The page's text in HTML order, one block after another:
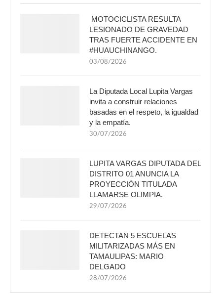
MOTOCICLISTA RESULTA
LESIONADO DE GRAVEDAD
TRAS FUERTE ACCIDENTE EN
#HUAUCHINANGO.
03/08/2026
La Diputada Local Lupita Vargas
invita a construir relaciones
basadas en el respeto, la igualdad
y la empatía.
30/07/2026
LUPITA VARGAS DIPUTADA DEL
DISTRITO 01 ANUNCIA LA
PROYECCIÓN TITULADA
LLAMARSE OLIMPIA.
29/07/2026
DETECTAN 5 ESCUELAS
MILITARIZADAS MÁS EN
TAMAULIPAS: MARIO
DELGADO
28/07/2026